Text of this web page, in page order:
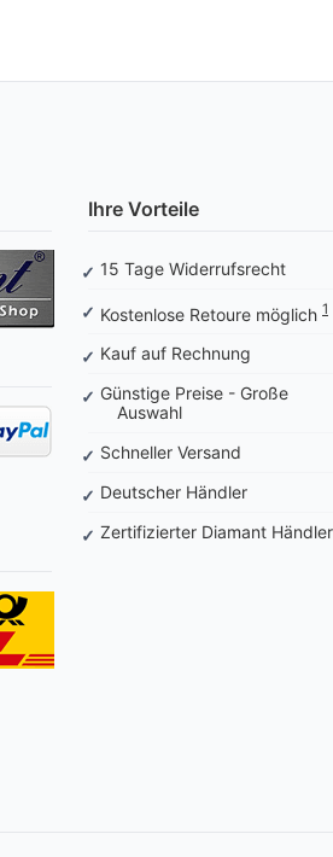
Ihre Vorteile
15 Tage Widerrufsrecht
Kostenlose Retoure möglich 1
Kauf auf Rechnung
Günstige Preise - Große
Auswahl
Schneller Versand
Deutscher Händler
Zertifizierter Diamant Händler